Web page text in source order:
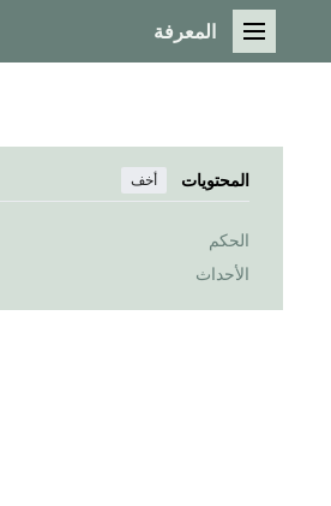
القائمة الرئيسية
المعرفة
المحتويات أخف
الحكم
الأحداث